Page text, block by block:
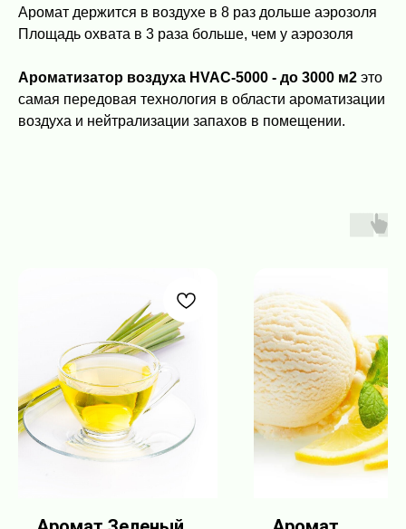
Аромат держится в воздухе в 8 раз дольше аэрозоля
Площадь охвата в 3 раза больше, чем у аэрозоля
Ароматизатор воздуха HVAC-5000 - до 3000 м2 это
самая передовая технология в области ароматизации
воздуха и нейтрализации запахов в помещении.